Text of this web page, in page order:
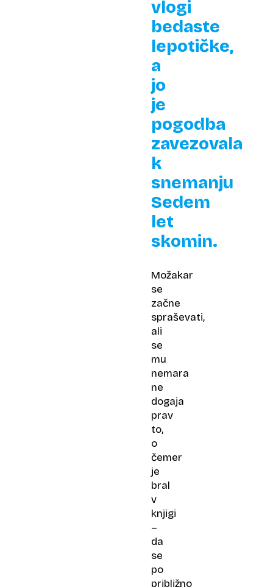
vlogi
bedaste
lepotičke,
a
jo
je
pogodba
zavezovala
k
snemanju
Sedem
let
skomin.
Možakar
se
začne
spraševati,
ali
se
mu
nemara
ne
dogaja
prav
to,
o
čemer
je
bral
v
knjigi
–
da
se
po
približno